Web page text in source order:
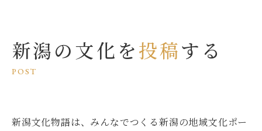
新潟の文化を投稿する
POST
新潟文化物語は、みんなでつくる新潟の地域文化ポー